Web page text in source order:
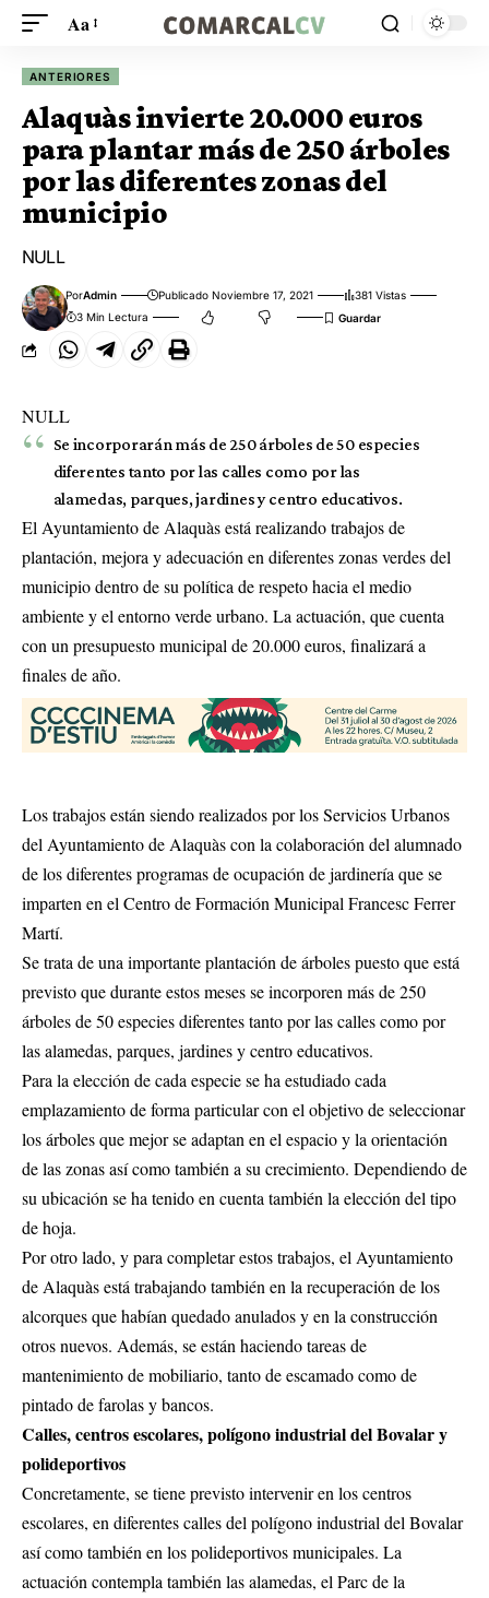
Aa
ANTERIORES
Alaquàs invierte 20.000 euros
para plantar más de 250 árboles
por las diferentes zonas del
municipio
NULL
PorAdmin Publicado Noviembre 17, 2021
381 Vistas
3 Min Lectura
NULL
Se incorporarán más de 250 árboles de 50 especies
diferentes tanto por las calles como por las
alamedas, parques, jardines y centro educativos.
El Ayuntamiento de Alaquàs está realizando trabajos de
plantación, mejora y adecuación en diferentes zonas verdes del
municipio dentro de su política de respeto hacia el medio
ambiente y el entorno verde urbano. La actuación, que cuenta
con un presupuesto municipal de 20.000 euros, finalizará a
finales de año.
Los trabajos están siendo realizados por los Servicios Urbanos
del Ayuntamiento de Alaquàs con la colaboración del alumnado
de los diferentes programas de ocupación de jardinería que se
imparten en el Centro de Formación Municipal Francesc Ferrer
Martí.
Se trata de una importante plantación de árboles puesto que está
previsto que durante estos meses se incorporen más de 250
árboles de 50 especies diferentes tanto por las calles como por
las alamedas, parques, jardines y centro educativos.
Para la elección de cada especie se ha estudiado cada
emplazamiento de forma particular con el objetivo de seleccionar
los árboles que mejor se adaptan en el espacio y la orientación
de las zonas así como también a su crecimiento. Dependiendo de
su ubicación se ha tenido en cuenta también la elección del tipo
de hoja.
Por otro lado, y para completar estos trabajos, el Ayuntamiento
de Alaquàs está trabajando también en la recuperación de los
alcorques que habían quedado anulados y en la construcción
otros nuevos. Además, se están haciendo tareas de
mantenimiento de mobiliario, tanto de escamado como de
pintado de farolas y bancos.
Calles, centros escolares, polígono industrial del Bovalar y
polideportivos
Concretamente, se tiene previsto intervenir en los centros
escolares, en diferentes calles del polígono industrial del Bovalar
así como también en los polideportivos municipales. La
actuación contempla también las alamedas, el Parc de la